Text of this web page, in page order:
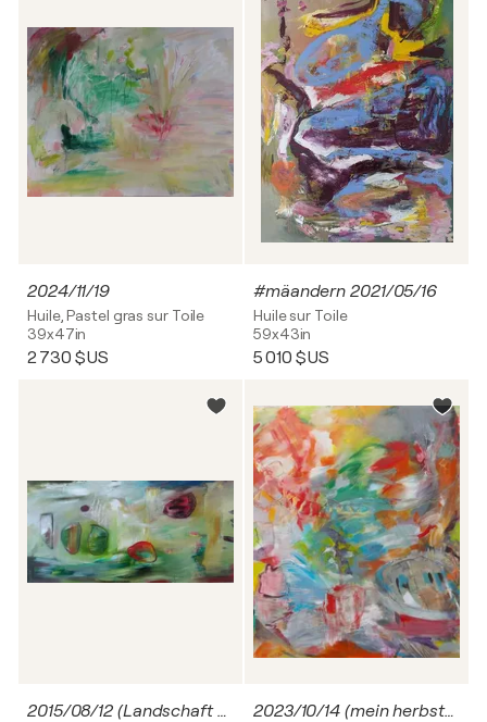
2024/11/19
Huile, Pastel gras sur Toile
39x47in
2 730 $US
#mäandern 2021/05/16
Huile sur Toile
59x43in
5 010 $US
2015/08/12 (Landschaft mit Einschlüssen) 2023/10/14 (mein herbstgarten)